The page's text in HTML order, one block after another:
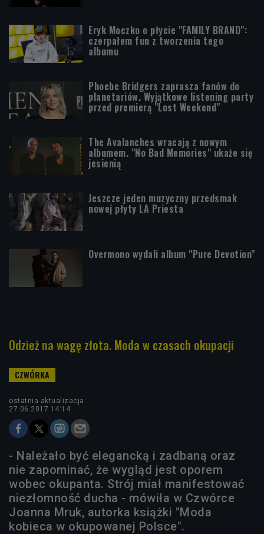
Eryk Moczko o płycie "FAMILY BRAND":
czerpałem fun z tworzenia tego
albumu
Phoebe Bridgers zaprasza fanów do
planetariów. Wyjątkowe listening party
przed premierą "Lost Weekend"
The Avalanches wracają z nowym
albumem. "No Bad Memories" ukaże się
jesienią
Jeszcze jeden muzyczny przedsmak
nowej płyty LA Priesta
Overmono wydali album "Pure Devotion"
Odzież na wagę złota. Moda w czasach okupacji
ostatnia aktualizacja:
27.06.2017 14:14
- Należało być elegancką i zadbaną oraz
nie zapominać, że wygląd jest oporem
wobec okupanta. Strój miał manifestować
niezłomność ducha - mówiła w Czwórce
Joanna Mruk, autorka książki "Moda
kobieca w okupowanej Polsce".